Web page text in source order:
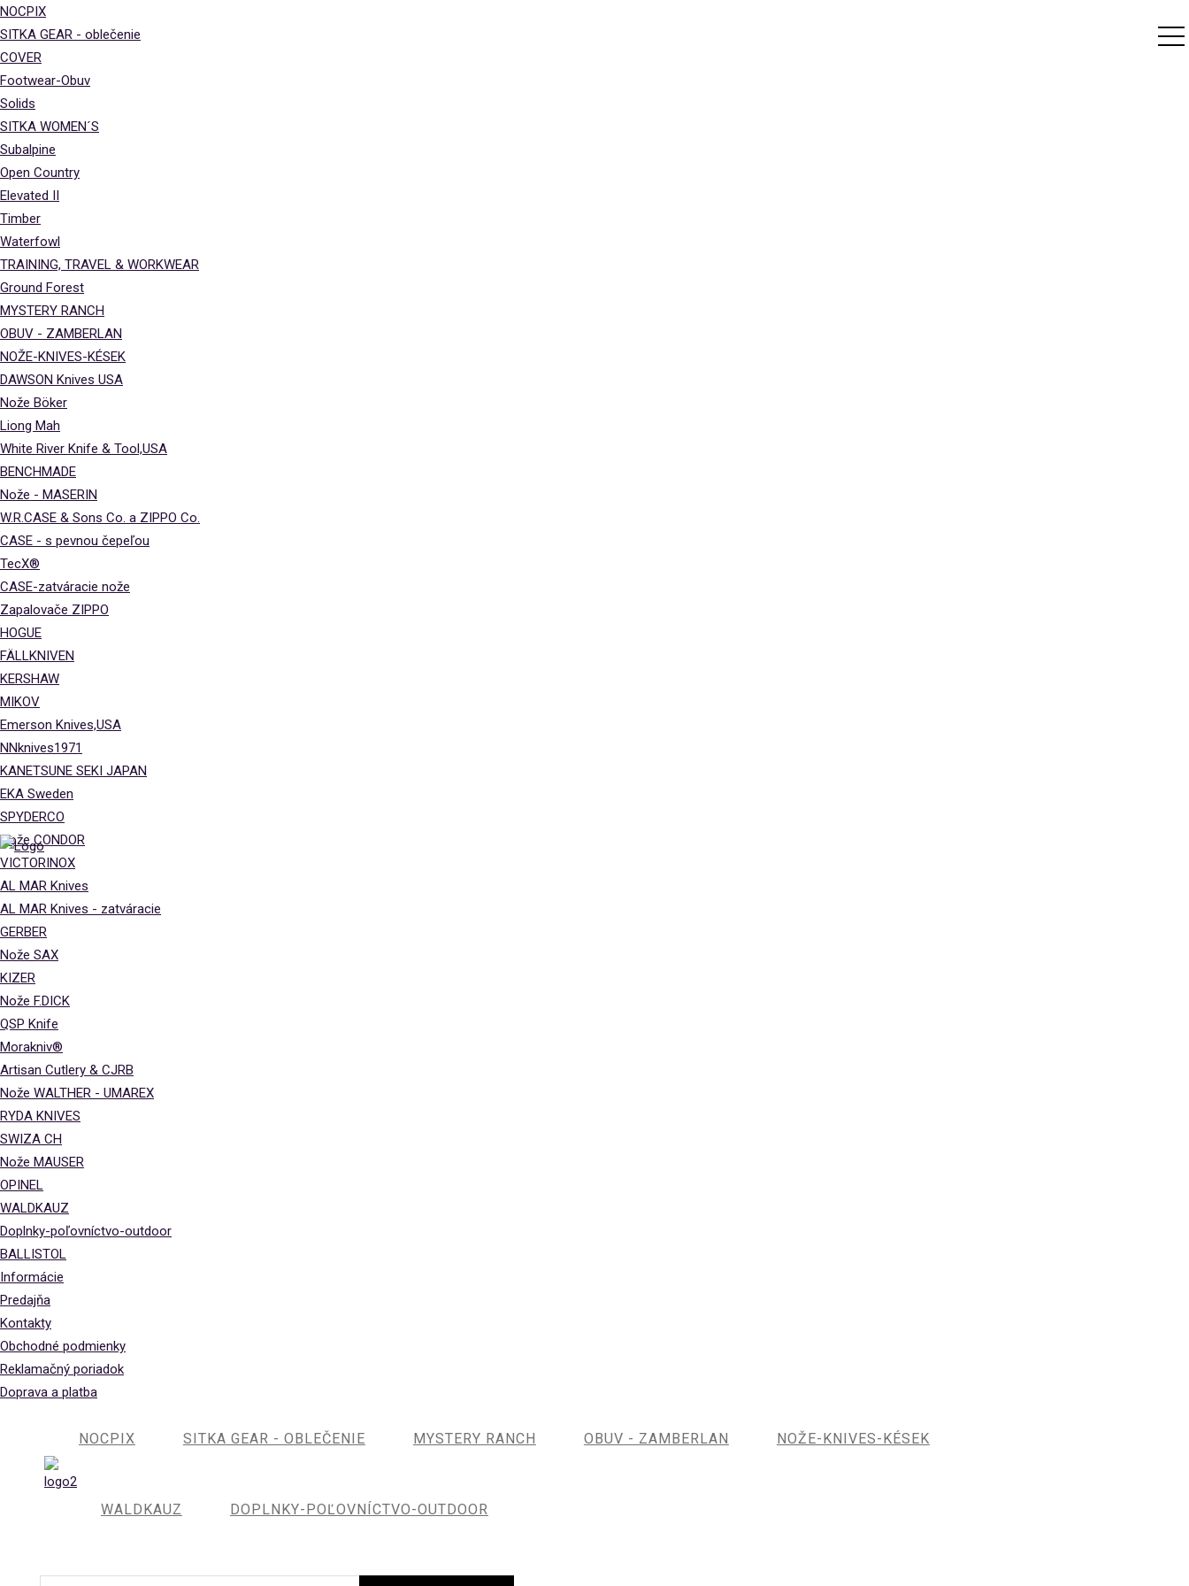
NOCPIX
SITKA GEAR - oblečenie
COVER
Footwear-Obuv
Solids
SITKA WOMEN´S
Subalpine
Open Country
Elevated II
Timber
Waterfowl
TRAINING, TRAVEL & WORKWEAR
Ground Forest
MYSTERY RANCH
OBUV - ZAMBERLAN
NOŽE-KNIVES-KÉSEK
DAWSON Knives USA
Nože Böker
Liong Mah
White River Knife & Tool,USA
BENCHMADE
Nože - MASERIN
W.R.CASE & Sons Co. a ZIPPO Co.
CASE - s pevnou čepeľou
TecX®
CASE-zatváracie nože
Zapalovače ZIPPO
HOGUE
FÄLLKNIVEN
KERSHAW
MIKOV
Emerson Knives,USA
NNknives1971
KANETSUNE SEKI JAPAN
EKA Sweden
SPYDERCO
Nože CONDOR
VICTORINOX
AL MAR Knives
AL MAR Knives - zatváracie
GERBER
Nože SAX
KIZER
Nože F.DICK
QSP Knife
Morakniv®
Artisan Cutlery & CJRB
Nože WALTHER - UMAREX
RYDA KNIVES
SWIZA CH
Nože MAUSER
OPINEL
WALDKAUZ
Doplnky-poľovníctvo-outdoor
BALLISTOL
Informácie
Predajňa
Kontakty
Obchodné podmienky
Reklamačný poriadok
Doprava a platba
NOCPIX SITKA GEAR - OBLEČENIE MYSTERY RANCH OBUV - ZAMBERLAN NOŽE-KNIVES-KÉSEK
WALDKAUZ DOPLNKY-POĽOVNÍCTVO-OUTDOOR